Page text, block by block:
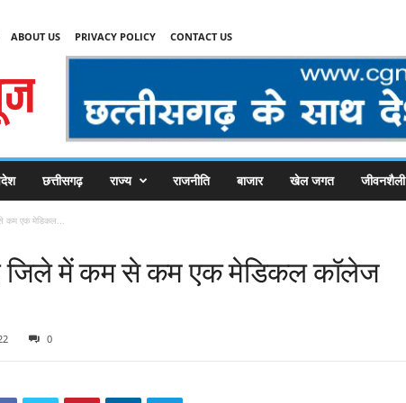
ABOUT US PRIVACY POLICY CONTACT US
छत्तीसगढ़ राज्य राजनीति बाजार खेल जगत जीवनशैली
कम एक मेडिकल...
जिले में कम से कम एक मेडिकल कॉलेज
0